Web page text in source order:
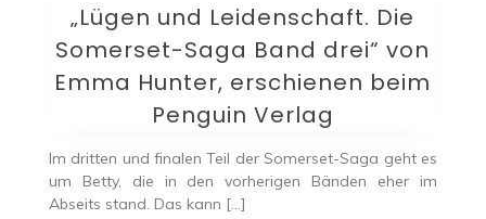
„Lügen und Leidenschaft. Die
Somerset-Saga Band drei“ von
Emma Hunter, erschienen beim
Penguin Verlag
Im dritten und finalen Teil der Somerset-Saga geht es
um Betty, die in den vorherigen Bänden eher im
Abseits stand. Das kann […]